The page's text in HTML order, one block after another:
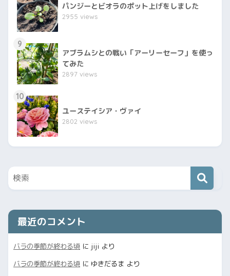
パンジーとビオラのポット上げをしました
2955 views
9
アブラムシとの戦い「アーリーセーフ」を使っ
てみた
2897 views
10
ユーステイシア・ヴァイ
2802 views
最近のコメント
バラの季節が終わる頃 に jiji より
バラの季節が終わる頃 に ゆきだるま より